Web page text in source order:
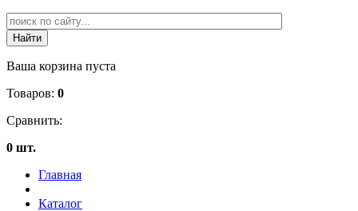
Ваша корзина пуста
Товаров: 0
Сравнить:
0 шт.
Главная
Каталог